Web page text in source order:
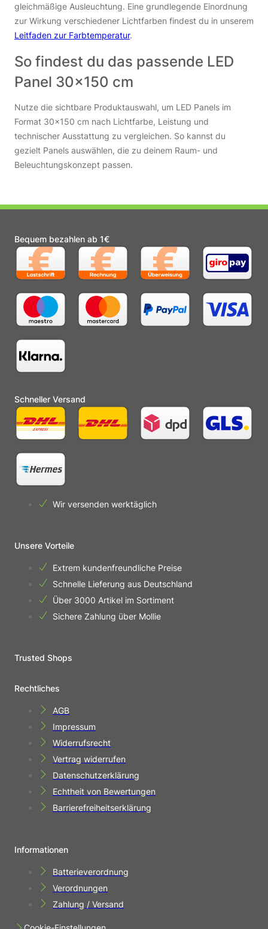
gleichmäßige Ausleuchtung. Eine grundlegende Einordnung
zur Wirkung verschiedener Lichtfarben findest du in unserem
Leitfaden zur Farbtemperatur.
So findest du das passende LED
Panel 30×150 cm
Nutze die sichtbare Produktauswahl, um LED Panels im
Format 30×150 cm nach Lichtfarbe, Leistung und
technischer Ausstattung zu vergleichen. So kannst du
gezielt Panels auswählen, die zu deinem Raum- und
Beleuchtungskonzept passen.
Bequem bezahlen ab 1€
Schneller Versand
Wir versenden werktäglich
Unsere Vorteile
Extrem kundenfreundliche Preise
Schnelle Lieferung aus Deutschland
Über 3000 Artikel im Sortiment
Sichere Zahlung über Mollie
Trusted Shops
Rechtliches
AGB
Impressum
Widerrufsrecht
Vertrag widerrufen
Datenschutzerklärung
Echtheit von Bewertungen
Barrierefreiheitserklärung
Informationen
Batterieverordnung
Verordnungen
Zahlung / Versand